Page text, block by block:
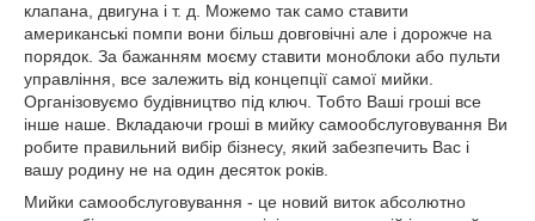
клапана, двигуна і т. д. Можемо так само ставити
американські помпи вони більш довговічні але і дорожче на
порядок. За бажанням моєму ставити моноблоки або пульти
управління, все залежить від концепції самої мийки.
Організовуємо будівництво під ключ. Тобто Ваші гроші все
інше наше. Вкладаючи гроші в мийку самообслуговування Ви
робите правильний вибір бізнесу, який забезпечить Вас і
вашу родину не на один десяток років.
Мийки самообслуговування - це новий виток абсолютно